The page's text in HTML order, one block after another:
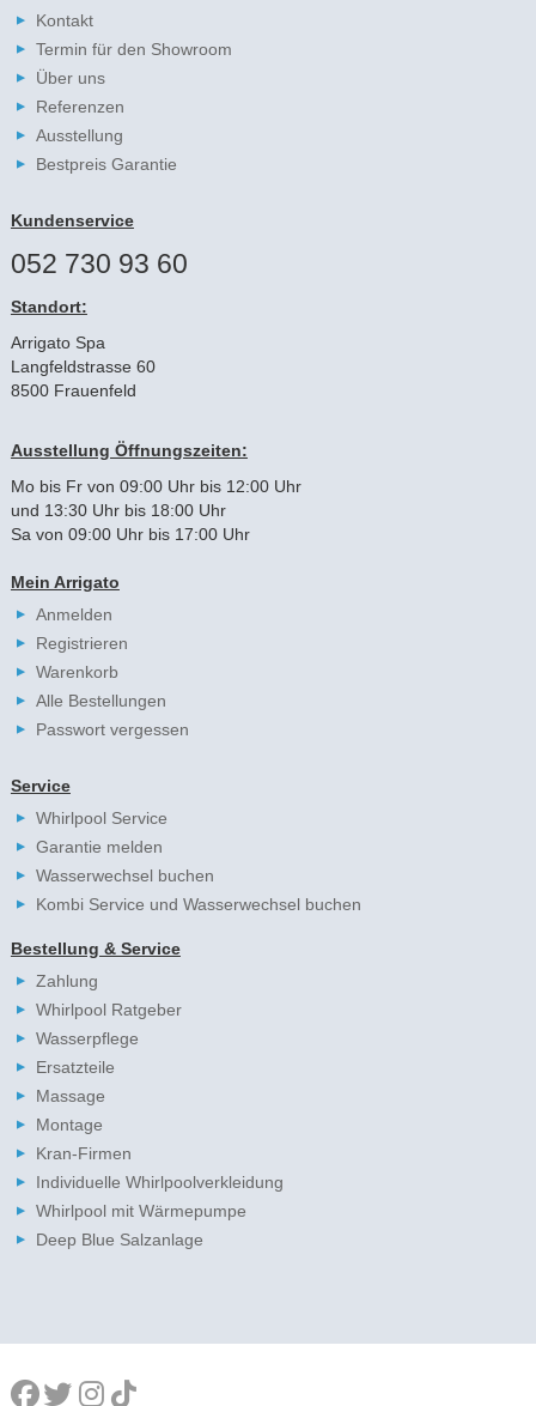
Kontakt
Termin für den Showroom
Über uns
Referenzen
Ausstellung
Bestpreis Garantie
Kundenservice
052 730 93 60
Standort:
Arrigato Spa
Langfeldstrasse 60
8500 Frauenfeld
Ausstellung Öffnungszeiten:
Mo bis Fr von 09:00 Uhr bis 12:00 Uhr
und 13:30 Uhr bis 18:00 Uhr
Sa von 09:00 Uhr bis 17:00 Uhr
Mein Arrigato
Anmelden
Registrieren
Warenkorb
Alle Bestellungen
Passwort vergessen
Service
Whirlpool Service
Garantie melden
Wasserwechsel buchen
Kombi Service und Wasserwechsel buchen
Bestellung & Service
Zahlung
Whirlpool Ratgeber
Wasserpflege
Ersatzteile
Massage
Montage
Kran-Firmen
Individuelle Whirlpoolverkleidung
Whirlpool mit Wärmepumpe
Deep Blue Salzanlage